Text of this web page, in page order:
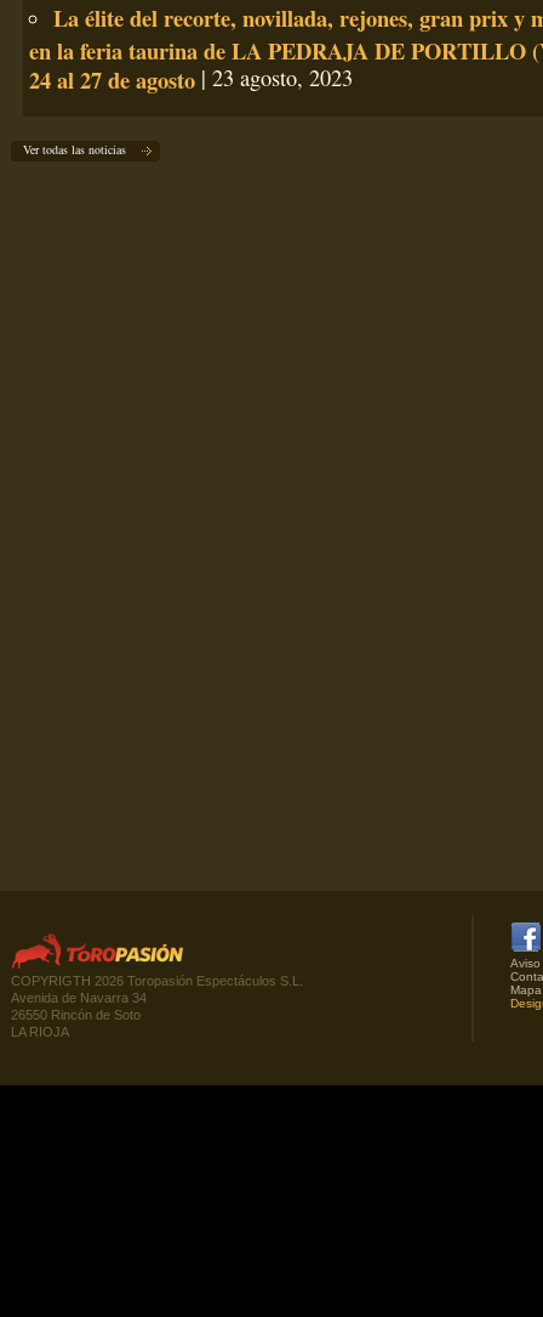
La élite del recorte, novillada, rejones, gran prix y
en la feria taurina de LA PEDRAJA DE PORTILLO
24 al 27 de agosto| 23 agosto, 2023
Ver todas las noticias
COPYRIGTH 2026 Toropasión Espectáculos S.L.
Avenida de Navarra 34
26550 Rincón de Soto
LA RIOJA